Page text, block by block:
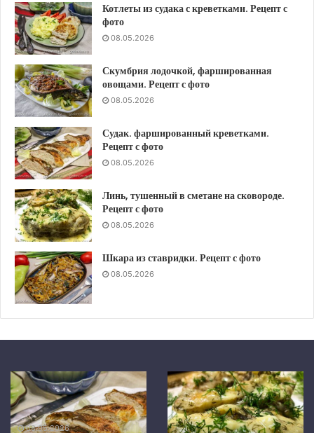
Котлеты из судака с креветками. Рецепт с
фото
08.05.2026
Скумбрия лодочкой, фаршированная
овощами. Рецепт с фото
08.05.2026
Судак. фаршированный креветками.
Рецепт с фото
08.05.2026
Линь, тушенный в сметане на сковороде.
Рецепт с фото
08.05.2026
Шкара из ставридки. Рецепт с фото
08.05.2026
Шкара
из
ставридки.
Рецепт
Скумбрия
в
средиземноморском
маринаде,
08.05.2026